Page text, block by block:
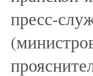
пресс-